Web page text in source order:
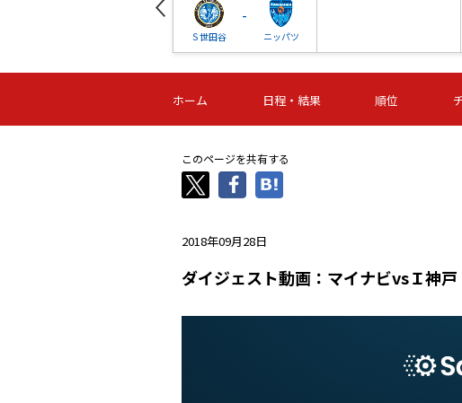
Ｓ世田谷
-
ニッパツ
-
第16節 09/05 (土) 15:00
ニッパツ
ニッパツ
-
名古屋
第16節 09/05 (土) 15:00
石人の星
-
試合結果 次節
ホーム 日程・結果 順位
このページを共有する
2018年09月28日
ダイジェスト動画：マイナビvsＩ神